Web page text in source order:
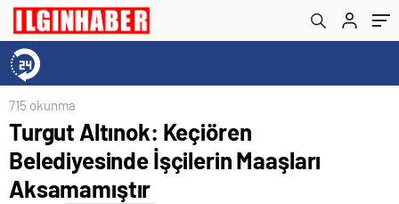
715 okunma
Turgut Altınok: Keçiören
Belediyesinde İşçilerin Maaşları
Aksamamıştır